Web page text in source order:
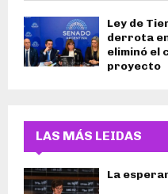
Ley de
derrota
eliminó el
proyecto
LAS MÁS LEIDAS
La